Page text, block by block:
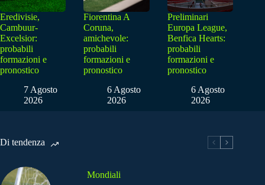
Eredivisie,
Cambuur-
Excelsior:
probabili
formazioni e
pronostico
7 Agosto
2026
Fiorentina A
Coruna,
amichevole:
probabili
formazioni e
pronostico
6 Agosto
2026
Preliminari
Europa League,
Benfica Hearts:
probabili
formazioni e
pronostico
6 Agosto
2026
Di tendenza
Mondiali